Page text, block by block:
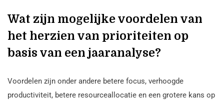
Wat zijn mogelijke voordelen van
het herzien van prioriteiten op
basis van een jaaranalyse?
Voordelen zijn onder andere betere focus, verhoogde
productiviteit, betere resourceallocatie en een grotere kans op